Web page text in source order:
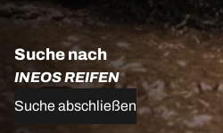
Suche nach
INEOS REIFEN
Suche abschließen